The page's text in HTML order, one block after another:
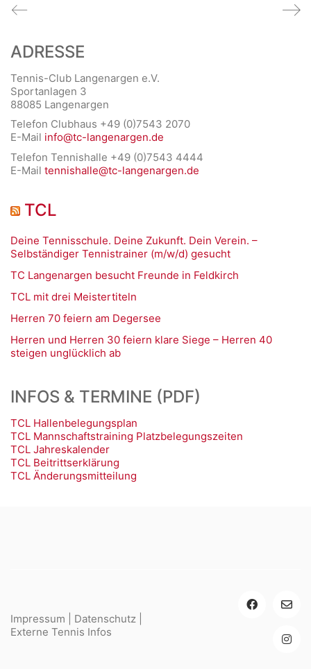
ADRESSE
Tennis-Club Langenargen e.V.
Sportanlagen 3
88085 Langenargen
Telefon Clubhaus +49 (0)7543 2070
E-Mail info@tc-langenargen.de
Telefon Tennishalle +49 (0)7543 4444
E-Mail tennishalle@tc-langenargen.de
TCL
Deine Tennisschule. Deine Zukunft. Dein Verein. –
Selbständiger Tennistrainer (m/w/d) gesucht
TC Langenargen besucht Freunde in Feldkirch
TCL mit drei Meistertiteln
Herren 70 feiern am Degersee
Herren und Herren 30 feiern klare Siege – Herren 40
steigen unglücklich ab
INFOS & TERMINE (PDF)
TCL Hallenbelegungsplan
TCL Mannschaftstraining Platzbelegungszeiten
TCL Jahreskalender
TCL Beitrittserklärung
TCL Änderungsmitteilung
Impressum Datenschutz
Externe Tennis Infos